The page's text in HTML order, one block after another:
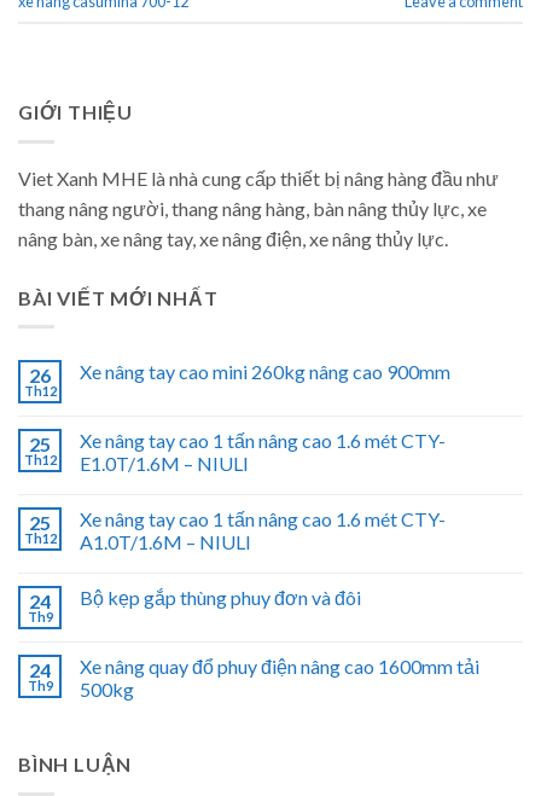
GIỚI THIỆU
Viet Xanh MHE là nhà cung cấp thiết bị nâng hàng đầu như
thang nâng người, thang nâng hàng, bàn nâng thủy lực, xe
nâng bàn, xe nâng tay, xe nâng điện, xe nâng thủy lực.
BÀI VIẾT MỚI NHẤT
26
Th12
Xe nâng tay cao mini 260kg nâng cao 900mm
25
Th12
Xe nâng tay cao 1 tấn nâng cao 1.6 mét CTY-
E1.0T/1.6M – NIULI
25
Th12
Xe nâng tay cao 1 tấn nâng cao 1.6 mét CTY-
A1.0T/1.6M – NIULI
24
Th9
Bộ kẹp gắp thùng phuy đơn và đôi
24
Th9
Xe nâng quay đổ phuy điện nâng cao 1600mm tải
500kg
BÌNH LUẬN